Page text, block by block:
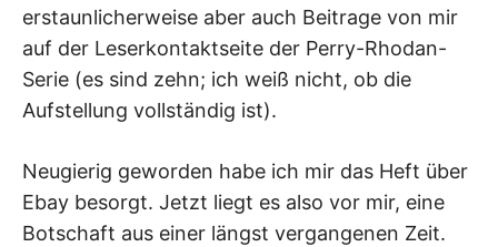
erstaunlicherweise aber auch Beitrage von mir
auf der Leserkontaktseite der Perry-Rhodan-
Serie (es sind zehn; ich weiß nicht, ob die
Aufstellung vollständig ist).
Neugierig geworden habe ich mir das Heft über
Ebay besorgt. Jetzt liegt es also vor mir, eine
Botschaft aus einer längst vergangenen Zeit.